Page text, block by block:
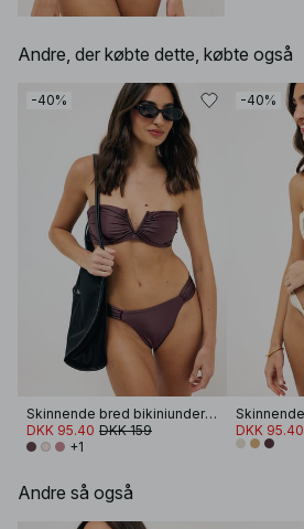
Andre, der købte dette, købte også
-40%
Skinnende bred bikiniunderdel med rynker
DKK 95.40 DKK 159
+1
-40%
DKK 95.40
Andre så også